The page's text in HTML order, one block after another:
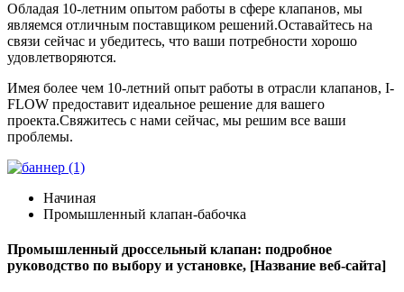
Обладая 10-летним опытом работы в сфере клапанов, мы
являемся отличным поставщиком решений.Оставайтесь на
связи сейчас и убедитесь, что ваши потребности хорошо
удовлетворяются.
Имея более чем 10-летний опыт работы в отрасли клапанов, I-
FLOW предоставит идеальное решение для вашего
проекта.Свяжитесь с нами сейчас, мы решим все ваши
проблемы.
Начиная
Промышленный клапан-бабочка
Промышленный дроссельный клапан: подробное
руководство по выбору и установке, [Название веб-сайта]